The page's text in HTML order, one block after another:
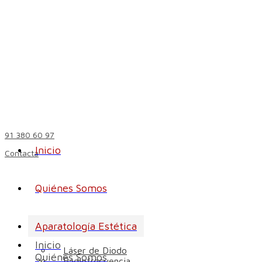
91 380 60 97
ContactaInicio
Quiénes Somos
Aparatología Estética
Láser de Diodo
Inicio
Quiénes Somos